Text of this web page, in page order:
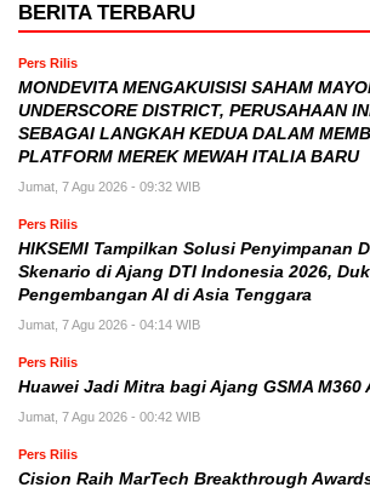
BERITA TERBARU
Pers Rilis
MONDEVITA MENGAKUISISI SAHAM
UNDERSCORE DISTRICT, PERUSAHAAN
SEBAGAI LANGKAH KEDUA DALAM
PLATFORM MEREK MEWAH ITALIA BARU
Jumat, 7 Agu 2026 - 09:32 WIB
Pers Rilis
HIKSEMI Tampilkan Solusi Penyimpanan
Skenario di Ajang DTI Indonesia 2026,
Pengembangan AI di Asia Tenggara
Jumat, 7 Agu 2026 - 04:14 WIB
Pers Rilis
Huawei Jadi Mitra bagi Ajang GSMA M360
Jumat, 7 Agu 2026 - 00:42 WIB
Pers Rilis
Cision Raih MarTech Breakthrough